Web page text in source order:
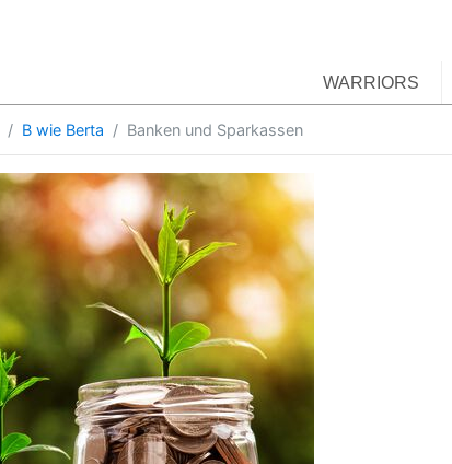
WARRIORS
B wie Berta Banken und Sparkassen